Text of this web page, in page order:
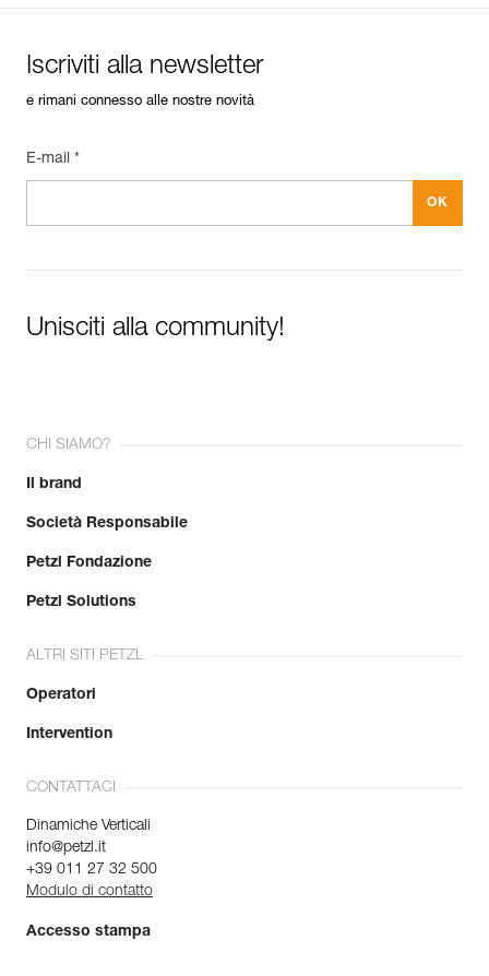
Iscriviti alla newsletter
e rimani connesso alle nostre novità
E-mail *
Unisciti alla community!
CHI SIAMO?
Il brand
Società Responsabile
Petzl Fondazione
Petzl Solutions
ALTRI SITI PETZL
Operatori
Intervention
CONTATTACI
Dinamiche Verticali
info@petzl.it
+39 011 27 32 500
Modulo di contatto
Accesso stampa